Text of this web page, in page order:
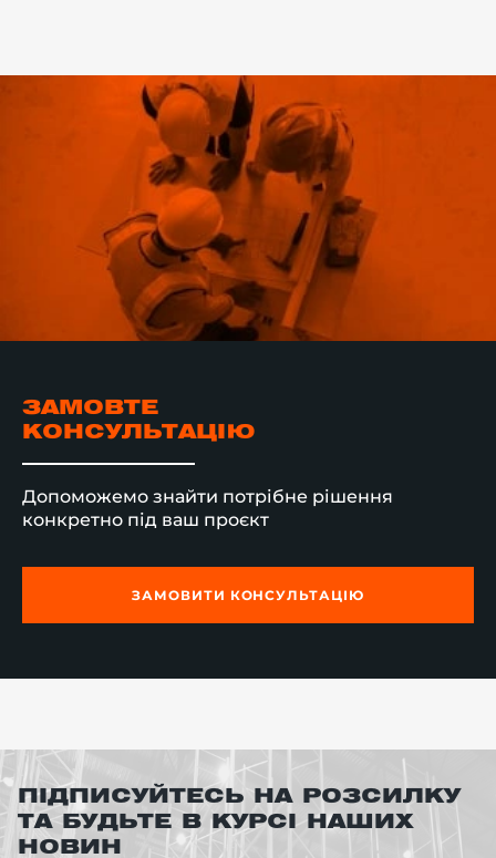
ЗАМОВТЕ
КОНСУЛЬТАЦІЮ
Допоможемо знайти потрібне рішення
конкретно під ваш проєкт
ЗАМОВИТИ КОНСУЛЬТАЦІЮ
ПІДПИСУЙТЕСЬ НА РОЗСИЛКУ
ТА БУДЬТЕ В КУРСІ НАШИХ
НОВИН